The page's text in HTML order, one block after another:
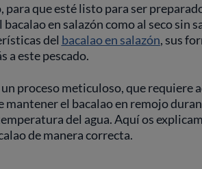
para que esté listo para ser
en salazón como al seco sin
del bacalao en salazón, sus
a este pescado.
proceso meticuloso, que requiere
mantener el bacalao en remojo
del agua. Aquí os
de manera correcta.